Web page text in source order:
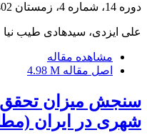
دوره 14، شماره 4، زمستان 1402، صفحه
علی ایزدی، سیدهادی طیب نیا
مشاهده مقاله
اصل مقاله 4.98 M
سنجش میزان
شهری در ایران